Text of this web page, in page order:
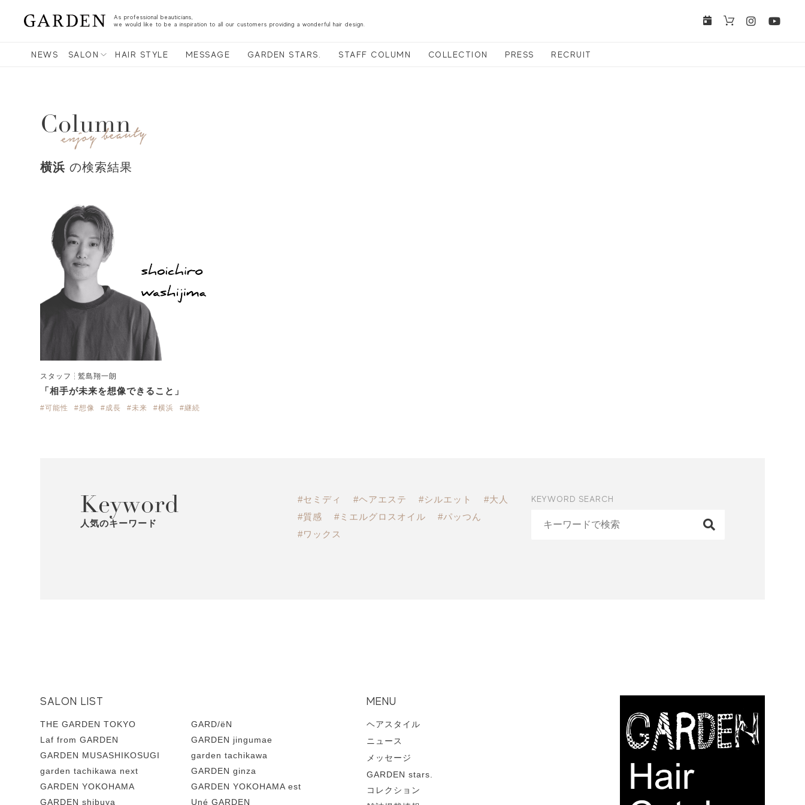
As professional beauticians,
we would like to be a inspiration to all our customers providing a wonderful hair design.
NEWS SALON HAIR STYLE MESSAGE GARDEN STARS. STAFF COLUMN COLLECTION PRESS RECRUIT
Column
横浜 の検索結果
スタッフ 鷲島翔一朗
「相手が未来を想像できること」
#可能性 #想像 #成長 #未来 #横浜 #継続
Keyword
人気のキーワード
#セミディ #ヘアエステ #シルエット
#大人
#質感
#ミエルグロスオイル
#パッつん
#ワックス
KEYWORD SEARCH
SALON LIST
THE GARDEN TOKYO
GARD/ëN
Laf from GARDEN
GARDEN jingumae
GARDEN MUSASHIKOSUGI
garden tachikawa
garden tachikawa next
GARDEN ginza
GARDEN YOKOHAMA
GARDEN YOKOHAMA est
GARDEN shibuya
Uné GARDEN
MENU
ヘアスタイル
ニュース
メッセージ
GARDEN stars.
コレクション